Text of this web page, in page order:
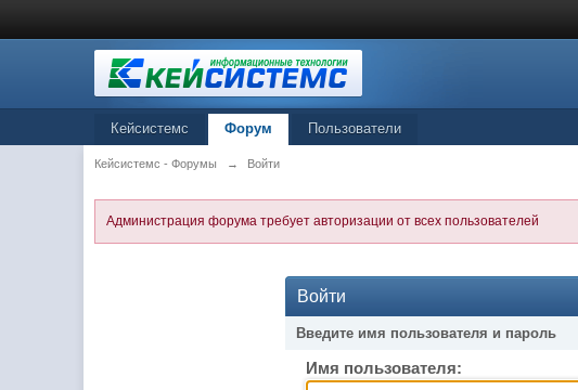
Кейсистемс Форум Пользователи
Кейсистемс - Форумы → Войти
Администрация форума требует авторизации от всех пользователей
Войти
Введите имя пользователя и пароль
Имя пользователя: